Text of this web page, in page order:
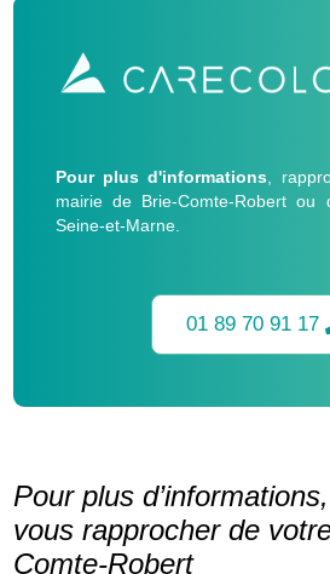
Pour plus d'informations ,
mairie de Brie-Comte-Robert ou
Seine-et-Marne.
01 89 70 91 17
Pour plus
vous rapprocher de
Comte-Robert